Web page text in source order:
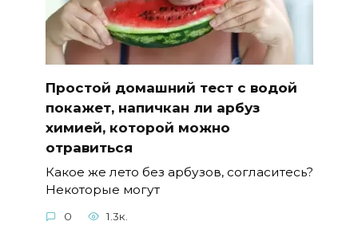
Простой домашний тест с водой
покажет, напичкан ли арбуз
химией, которой можно
отравиться
Какое же лето без арбузов, согласитесь?
Некоторые могут
0 1.3к.